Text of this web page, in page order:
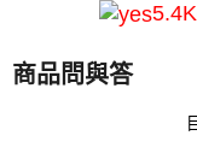
商品問與答